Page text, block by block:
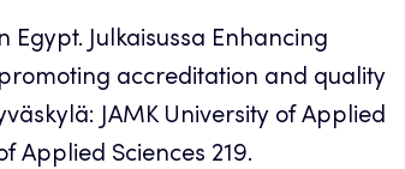
Julkaisussa Enhancing
accreditation and quality
JAMK University of Applied
Applied Sciences 219.